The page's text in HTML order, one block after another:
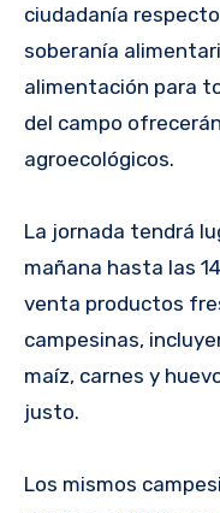
ciudadanía
soberanía
alimentación para
del campo
agroecológicos.
La jornada tendrá
mañana hasta las
venta productos
campesinas,
maíz, carnes y
justo.
Los mismos